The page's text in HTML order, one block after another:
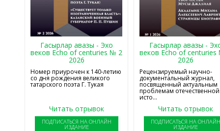
Гасырлар авазы - Эхо
веков Echo of centuries № 2
2026
Номер приурочен к 140-летию
со дня рождения великого
татарского поэта Г. Тукая
Читать отрывок
ПОДПИСАТЬСЯ НА ОНЛАЙН
ИЗДАНИЕ
Гасырлар авазы -
веков Echo of
2026
Рецензируемый научно-
документальный журнал,
посвященный актуальным
проблемам отечественной
исто...
Читать отрывок
ПОДПИСАТЬСЯ НА
ИЗДАНИЕ